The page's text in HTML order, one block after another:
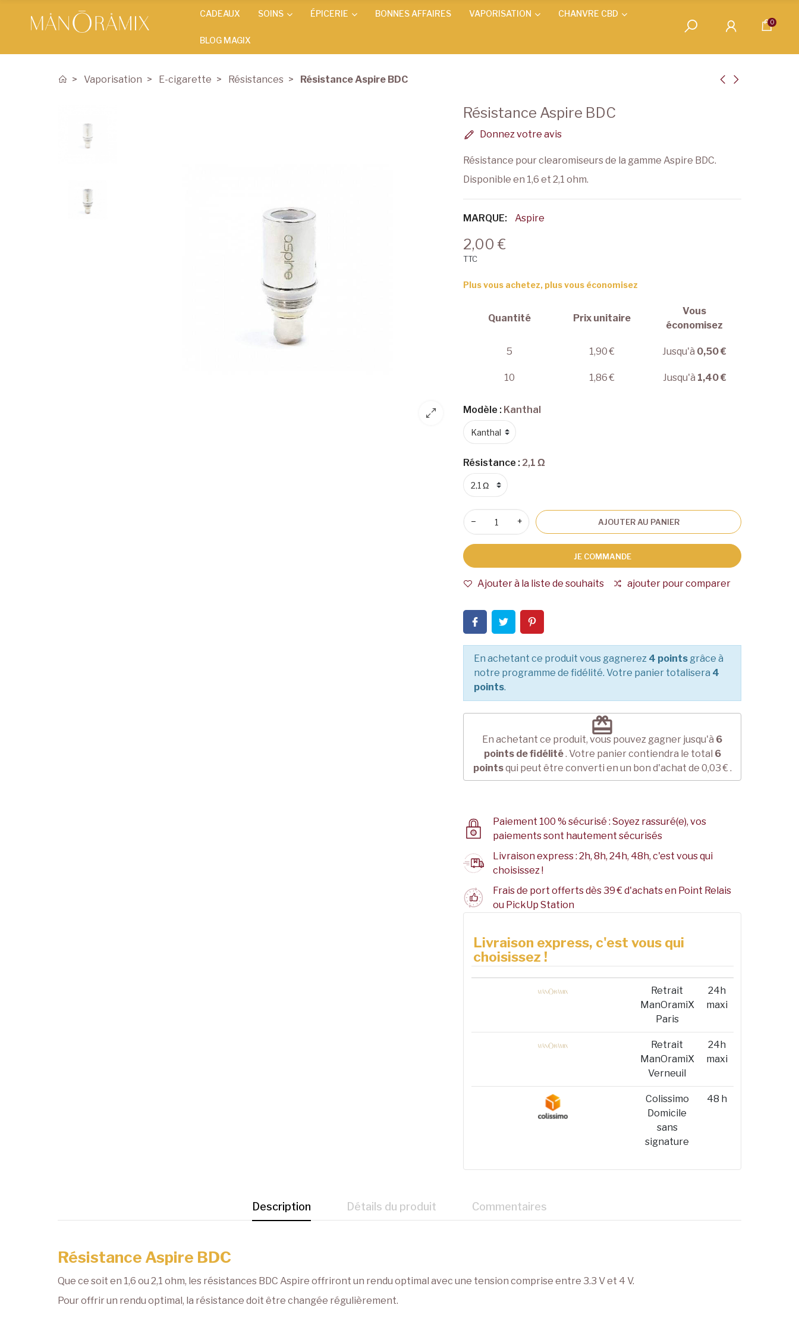
CADEAUX SOINS ÉPICERIE BONNES AFFAIRES VAPORISATION CHANVRE CBD
BLOG MAGIX
0
Vaporisation E-cigarette Résistances Résistance Aspire BDC
Résistance Aspire BDC
Donnez votre avis
Résistance pour clearomiseurs de la gamme Aspire BDC.
Disponible en 1,6 et 2,1 ohm.
MARQUE: Aspire
2,00 €
TTC
Plus vous achetez, plus vous économisez
Quantité Prix unitaire
Vous
économisez
5 1,90 € Jusqu'à 0,50 €
10 1,86 € Jusqu'à 1,40 €
Modèle : Kanthal
Résistance : 2,1 Ω
− + AJOUTER AU PANIER
JE COMMANDE
Ajouter à la liste de souhaits ajouter pour comparer
En achetant ce produit vous gagnerez 4 pointsgrâce à
notre programme de fidélité. Votre panier totalisera 4
points.
redeem
En achetant ce produit, vous pouvez gagner jusqu'à 6
points de fidélité. Votre panier contiendra le total 6
pointsqui peut être converti en un bon d'achat de 0,03 € .
Paiement 100 % sécurisé : Soyez rassuré(e), vos
paiements sont hautement sécurisés
Livraison express : 2h, 8h, 24h, 48h, c'est vous qui
choisissez !
Frais de port offerts dès 39 € d'achats en Point Relais
ou PickUp Station
Livraison express, c'est vous qui
choisissez !
Retrait
ManOramiX
Paris
24h
maxi
Retrait
ManOramiX
Verneuil
24h
maxi
Colissimo
Domicile
sans
signature
48 h
Description Détails du produit Commentaires
Résistance Aspire BDC
Que ce soit en 1,6 ou 2,1 ohm, les résistances BDC Aspire offriront un rendu optimal avec une tension comprise entre 3.3 V et 4 V.
Pour offrir un rendu optimal, la résistance doit être changée régulièrement.